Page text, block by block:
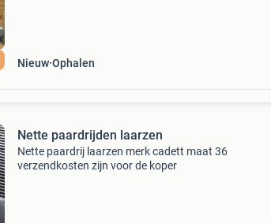
Nieuw Ophalen
Nette paardrijden laarzen
Nette paardrij laarzen merk cadett maat 36
verzendkosten zijn voor de koper